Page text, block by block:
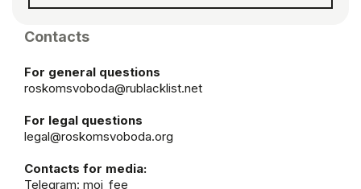
Contacts
For general questions
roskomsvoboda@rublacklist.net
For legal questions
legal@roskomsvoboda.org
Contacts for media:
Telegram: moi_fee